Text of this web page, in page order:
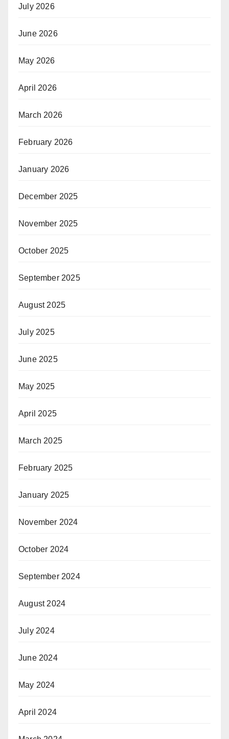
July 2026
June 2026
May 2026
April 2026
March 2026
February 2026
January 2026
December 2025
November 2025
October 2025
September 2025
August 2025
July 2025
June 2025
May 2025
April 2025
March 2025
February 2025
January 2025
November 2024
October 2024
September 2024
August 2024
July 2024
June 2024
May 2024
April 2024